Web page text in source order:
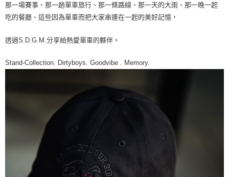
付款後7-11取貨
每筆NT$130，滿NT$10,000(含以上)免運費
那一場賽事、那一趟單車旅行、那一條路線、那一天的大雨、那一晚一起
吃的餐廳、這些因為單車而把大家串連在一起的美好記憶，
透過S.D.G.M.分享給熱愛單車的夥伴。
Stand-Collection. Dirtyboys. Goodvibe . Memory.